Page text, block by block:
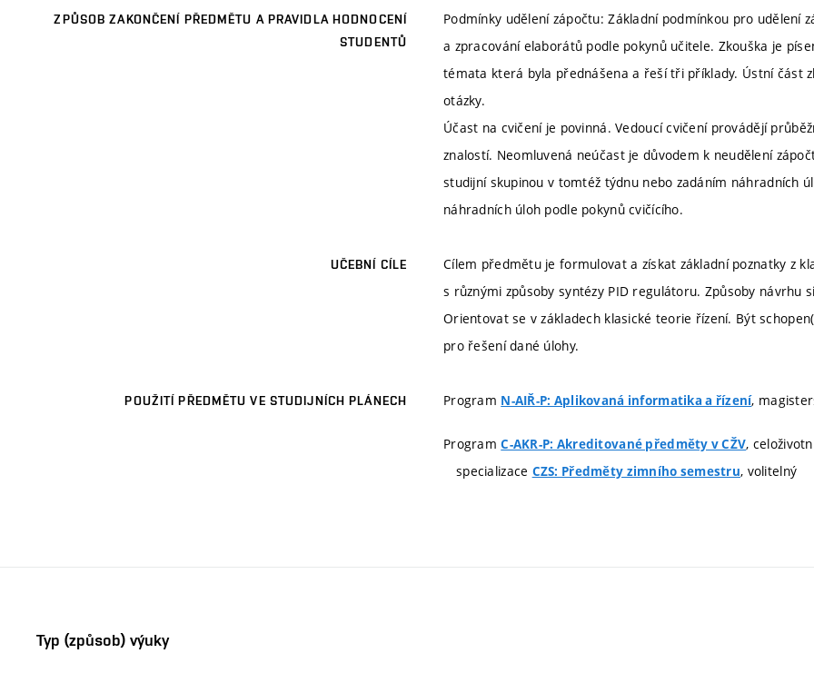
ZPŮSOB ZAKONČENÍ PŘEDMĚTU A PRAVIDLA HODNOCENÍ
STUDENTŮ
Podmínky udělení zápočtu: Základní podmínkou pro
a zpracování elaborátů podle pokynů učitele. Zkouška je
témata která byla přednášena a řeší tři příklady. Ústní část
otázky.
Účast na cvičení je povinná. Vedoucí cvičení provádějí
znalostí. Neomluvená neúčast je důvodem k neudělení
studijní skupinou v tomtéž týdnu nebo zadáním náhradních
náhradních úloh podle pokynů cvičícího.
UČEBNÍ CÍLE
Cílem předmětu je formulovat a získat základní poznatky z
s různými způsoby syntézy PID regulátoru. Způsoby návrhu
Orientovat se v základech klasické teorie řízení. Být
pro řešení dané úlohy.
POUŽITÍ PŘEDMĚTU VE STUDIJNÍCH PLÁNECH Program N-AIŘ-P: Aplikovaná informatika a řízení,
ProgramC-AKR-P: Akreditované předměty v CŽV,
specializace CZS: Předměty zimního semestru, volitelný
Typ (způsob) výuky